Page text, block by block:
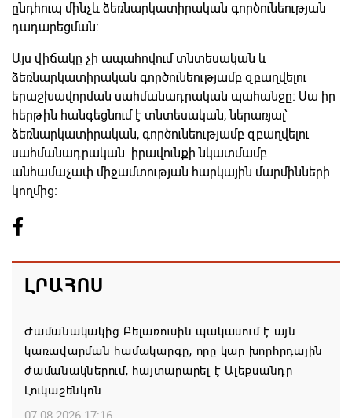
ընդհուպ մինչև ձեռնարկատիրական գործունեության
դադարեցման:
Այս վիճակը չի ապահովում տնտեսական և
ձեռնարկատիրական գործունեությամբ զբաղվելու
երաշխավորման սահմանադրական պահանջը։ Սա իր
հերթին հանգեցնում է տնտեսական, ներառյալ՝
ձեռնարկատիրական, գործունեությամբ զբաղվելու
սահմանադրական իրավունքի նկատմամբ
անհամաչափ միջամտության հարկային մարմինների
կողմից։
ԼՐԱՀՈՍ
Ժամանակակից Բելառուսին պակասում է այն
կառավարման համակարգը, որը կար խորհրդային
ժամանակներում, հայտարարել է Ալեքսանդր
Լուկաշենկոն